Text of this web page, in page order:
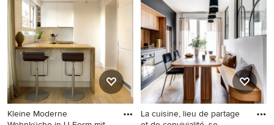
Schrankfronten,
Küchenrückwand in Grau,
Küchengeräten aus
Edelstahl, Halbinsel und
grauer Arbeitsplatte in
Valencia
Schrankfronten, schwarzen
Schränken, Küchengeräten
aus Edelstahl, Kücheninsel,
Einbauwaschbecken,
Küchenrückwand in Braun,
Glasrückwand, grauem
Boden und schwarzer
Arbeitsplatte in Madrid
Kleine Moderne
La cuisine, lieu de partage